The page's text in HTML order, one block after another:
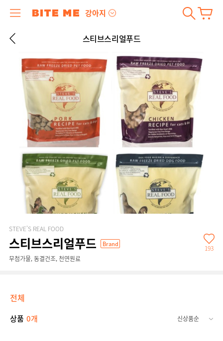
강아지
스티브스리얼푸드
STEVE'S REAL FOOD
스티브스리얼푸드 Brand
193
무첨가물, 동결건조, 천연원료
전체
상품 0개